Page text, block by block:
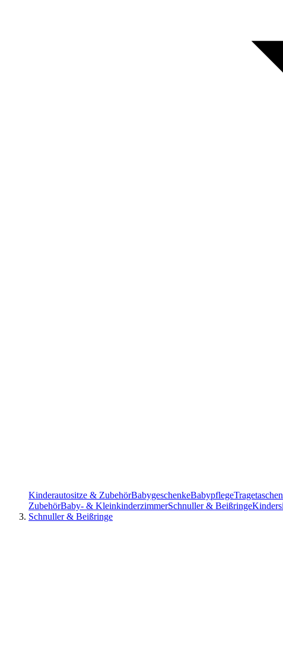
Kinderautositze & ZubehörBabygeschenkeBabypflege
ZubehörBaby- & KleinkinderzimmerSchnuller & Beißringe
Schnuller & Beißringe